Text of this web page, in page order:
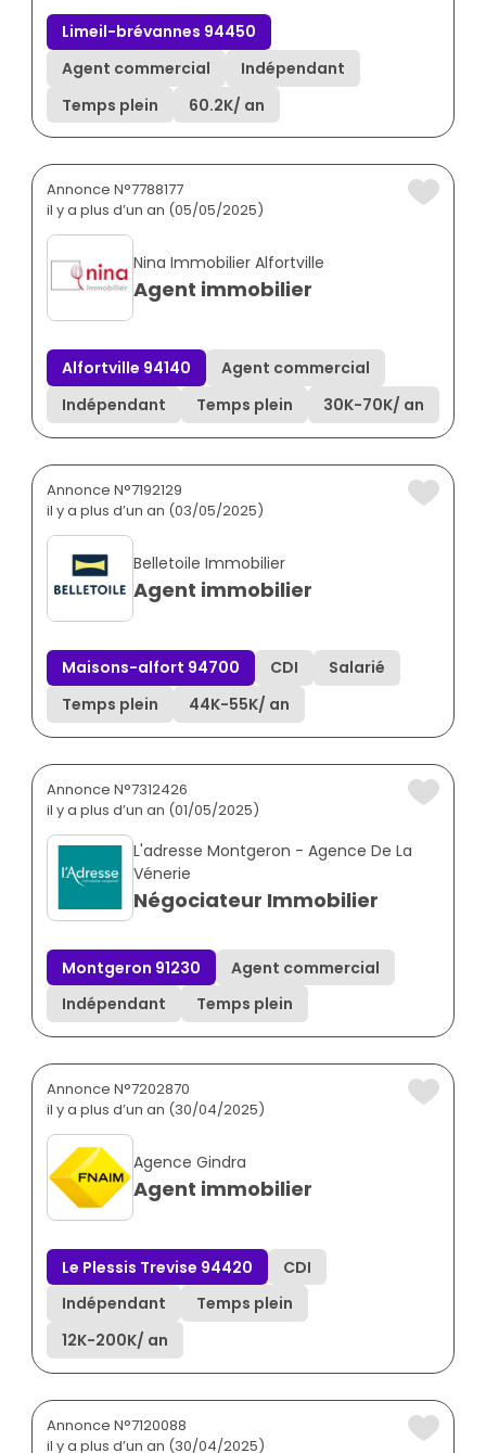
Limeil-brévannes 94450
Agent commercial
Indépendant
Temps plein
60.2K/ an
Annonce N°7788177
il y a plus d’un an (05/05/2025)
Nina Immobilier Alfortville
Agent immobilier
Alfortville 94140
Agent commercial
Indépendant
Temps plein 30K-70K/ an
Annonce N°7192129
il y a plus d’un an (03/05/2025)
Belletoile Immobilier
Agent immobilier
Maisons-alfort 94700 CDI
Salarié
Temps plein
44K-55K/ an
Annonce N°7312426
il y a plus d’un an (01/05/2025)
L'adresse Montgeron - Agence De La
Vénerie
Négociateur Immobilier
Montgeron 91230
Agent commercial
Indépendant
Temps plein
Annonce N°7202870
il y a plus d’un an (30/04/2025)
Agence Gindra
Agent immobilier
Le Plessis Trevise 94420
CDI
Indépendant
Temps plein
12K-200K/ an
Annonce N°7120088
il y a plus d’un an (30/04/2025)